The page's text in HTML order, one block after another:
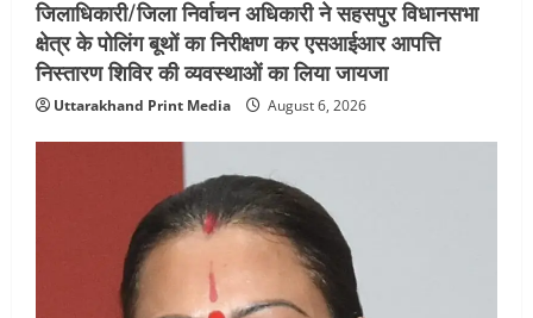
जिलाधिकारी/जिला निर्वाचन अधिकारी ने सहसपुर विधानसभा
क्षेत्र के पोलिंग बूथों का निरीक्षण कर एसआईआर आपत्ति
निस्तारण शिविर की व्यवस्थाओं का लिया जायजा
Uttarakhand Print Media August 6, 2026